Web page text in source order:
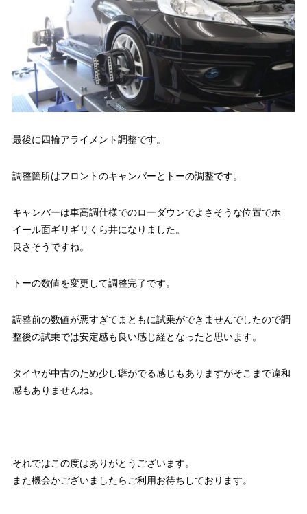
最後に四輪アライメント調整です。
調整箇所はフロントのキャンバーとトーの調整です。
キャンバーは車高調仕様でのローダウンでよさそうな位置でホ
イール面ギリギリくら井になりました。
良さそうですね。
トーの数値を変更して調整完了です。
調整前の数値が悪すぎてまともに試乗ができませんでしたので調
整後の試乗では安定感も良い感じ経となったと思います。
タイヤが中古のため少し癖がでる感じもありますがそこまで違和
感もありませんね。
それではこの度はありがとうございます。
また機会かございましたらご利用お待ちしております。